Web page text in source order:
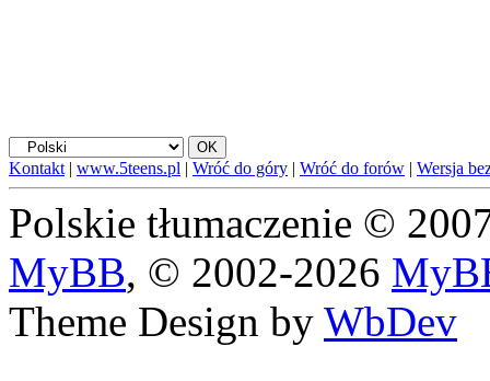
Kontakt | www.5teens.pl | Wróć do góry | Wróć do forów | Wersja
Polskie tłumaczenie ©
MyBB, © 2002-2026
Theme Design by WbDev